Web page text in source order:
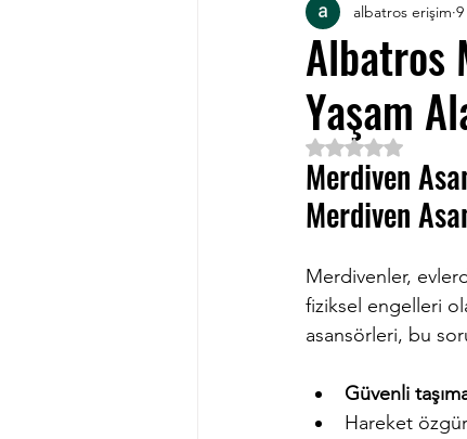
Merdiven asansörü fiyat
Albatros
Yaşam
albatros erişim
5 üzerinden NaN
Merdiven
Merdiven
Merdivenler,
fiziksel engelleri
asansörleri, bu
Güvenli
Hareket